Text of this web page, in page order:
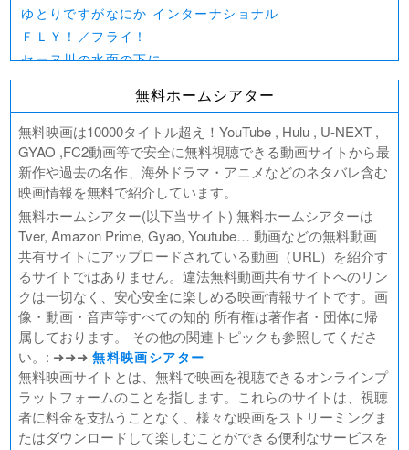
ゆとりですがなにか インターナショナル
ＦＬＹ！／フライ！
セーヌ川の水面の下に
北極百貨店のコンシェルジュさん
好きでも嫌いなあまのじゃく
デジモンアドベンチャー02 THE BEGINNING
範馬刃牙VSケンガンアシュラ
一月の声に歓びを刻め
PLAY! ～勝つとか負けるとかは、どーでもよくて～
ULTRAMAN： RISING
BLAME!（ブラム）
ゴールデンカムイ
FUKUYAMA MASAHARU LIVE FILM 言霊の幸わう夏
@NIPPON BUDOKAN 2023
春の画 SHUNGA
熱のあとに
Civil War（原題）
翔んで埼玉 ～琵琶湖より愛をこめて～
無料ホームシアター
無料映画は10000タイトル超え！YouTube , Hulu , U-NEXT ,
GYAO ,FC2動画等で安全に無料視聴できる動画サイトから最
新作や過去の名作、海外ドラマ・アニメなどのネタバレ含む
映画情報を無料で紹介しています。
無料ホームシアター(以下当サイト) 無料ホームシアターは
Tver, Amazon Prime, Gyao, Youtube… 動画などの無料動画
共有サイトにアップロードされている動画（URL）を紹介す
るサイトではありません。違法無料動画共有サイトへのリン
クは一切なく、安心安全に楽しめる映画情報サイトです。画
像・動画・音声等すべての知的 所有権は著作者・団体に帰
属しております。 その他の関連トピックも参照してくださ
い。: ➜➜➜無料映画シアター
無料映画サイトとは、無料で映画を視聴できるオンラインプ
ラットフォームのことを指します。これらのサイトは、視聴
者に料金を支払うことなく、様々な映画をストリーミングま
たはダウンロードして楽しむことができる便利なサービスを